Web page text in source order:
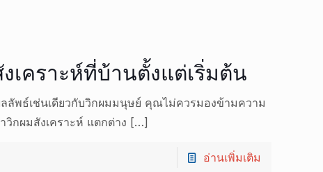
เคราะห์ที่บ้านตั้งแต่เริ่มต้น
ลัพธ์เช่นเดียวกับวิกผมมนุษย์ คุณไม่ควรมองข้ามความ
กผมสังเคราะห์ แตกต่าง […]
อ่านเพิ่มเติม